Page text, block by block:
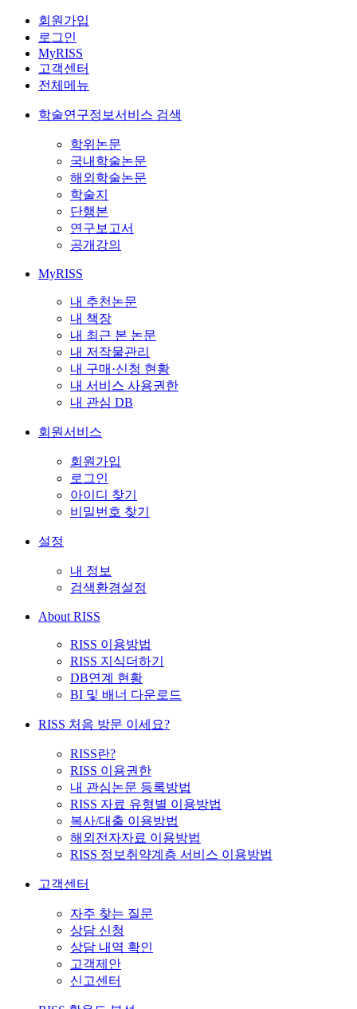
회원가입
로그인
MyRISS
고객센터
전체메뉴
학술연구정보서비스 검색
학위논문
국내학술논문
해외학술논문
학술지
단행본
연구보고서
공개강의
MyRISS
내 추천논문
내 책장
내 최근 본 논문
내 저작물관리
내 구매·신청 현황
내 서비스 사용권한
내 관심 DB
회원서비스
회원가입
로그인
아이디 찾기
비밀번호 찾기
설정
내 정보
검색환경설정
About RISS
RISS 이용방법
RISS 지식더하기
DB연계 현황
BI 및 배너 다운로드
RISS 처음 방문 이세요?
RISS란?
RISS 이용권한
내 관심논문 등록방법
RISS 자료 유형별 이용방법
복사/대출 이용방법
해외전자자료 이용방법
RISS 정보취약계층 서비스 이용방법
고객센터
자주 찾는 질문
상담 신청
상담 내역 확인
고객제안
신고센터